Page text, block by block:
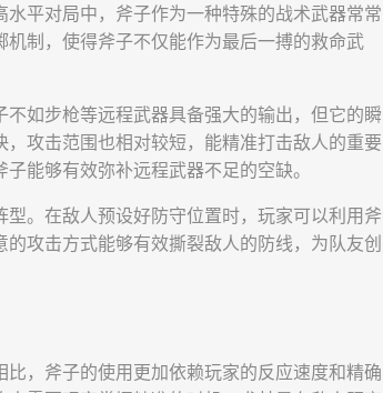
平对局中，斧子作为一种特殊的战术武器常常
制，使得斧子不仅能作为最后一搏的救命武
如步枪等远程武器具备强大的输出，但它的瞬
攻击范围也相对较短，能精准打击敌人的重要
能够有效弥补远程武器不足的空缺。
。在敌人预设好防守位置时，玩家可以利用斧
攻击方式能够有效撕裂敌人的防线，为队友创
，斧子的使用更加依赖玩家的反应速度和精确